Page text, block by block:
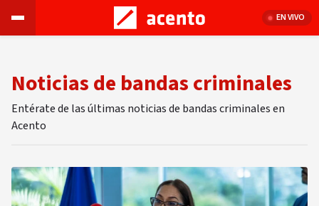
EN VIVO
Noticias de bandas criminales
Entérate de las últimas noticias de bandas criminales en
Acento